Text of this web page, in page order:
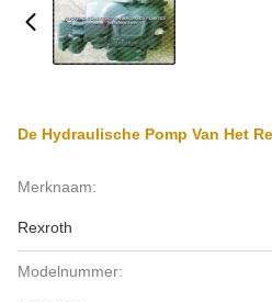
De Hydraulische Pomp Van Het
Merknaam:
Rexroth
Modelnummer: